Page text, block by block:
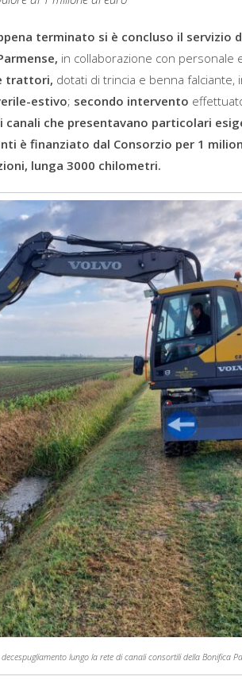
terminato si è concluso il servizio
in collaborazione con personale
trattori, dotati di trincia e benna falciante,
estivo; secondo intervento
che presentavano particolari
è finanziato dal Consorzio per 1
lunga 3000 chilometri.
lungo la rete di canali consortili della Bonifica